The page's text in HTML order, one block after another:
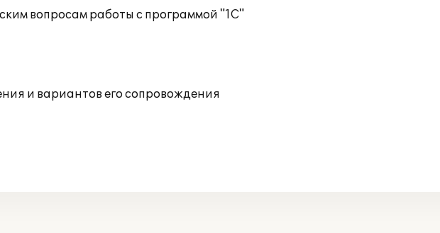
вопросам работы с программой "1С"
и вариантов его сопровождения